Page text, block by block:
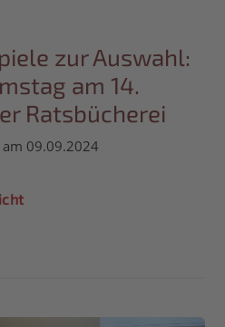
zur Auswahl:
am 14.
Ratsbücherei
09.09.2024